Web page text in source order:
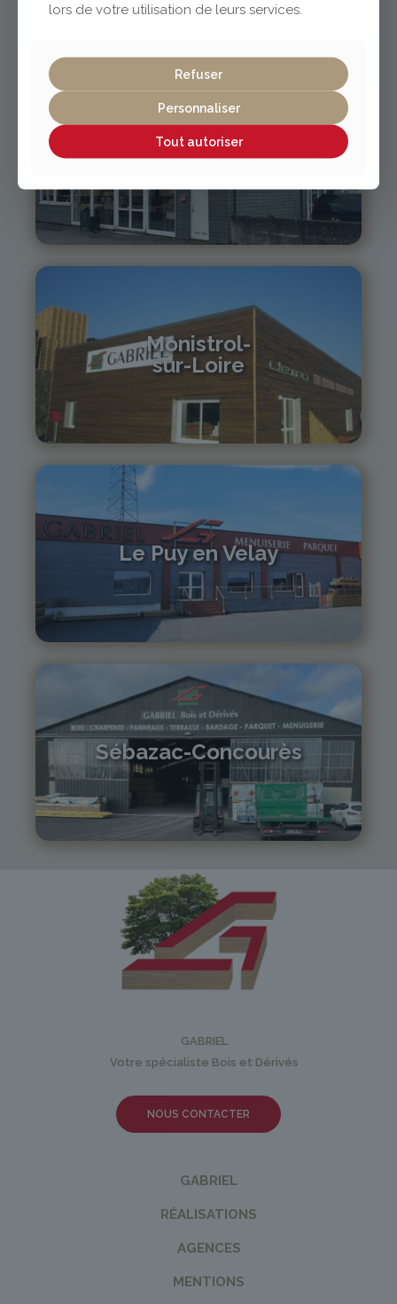
04 73 42 18 38
Vichy / Cusset
04 70 97 56 39
cusset@gabriel-sa.fr
Monistrol-
sur-Loire
monistrol@gabriel-sa.fr
Le Puy en Velay
04 71 01 13 30
lepuy@gabriel-sa.fr
Sébazac-Concourès
05 81 55 83 89
monistrol@gabriel-sa.fr
GABRIEL
Votre spécialiste Bois et Dérivés
NOUS CONTACTER
GABRIEL
RÉALISATIONS
AGENCES
MENTIONS
lors de votre utilisation de leurs services.
Refuser
Personnaliser
Tout autoriser